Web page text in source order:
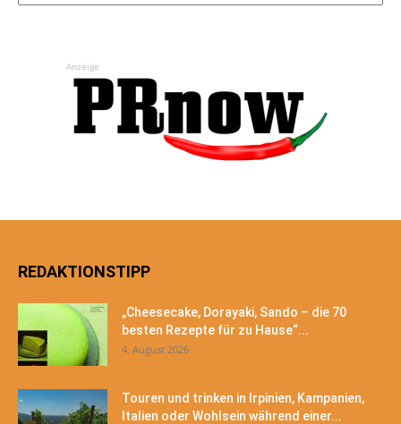
Anzeige
REDAKTIONSTIPP
„Cheesecake, Dorayaki, Sando – die 70
besten Rezepte für zu Hause“...
4. August 2026
Touren und trinken in Irpinien, Kampanien,
Italien oder Wohlsein während einer...